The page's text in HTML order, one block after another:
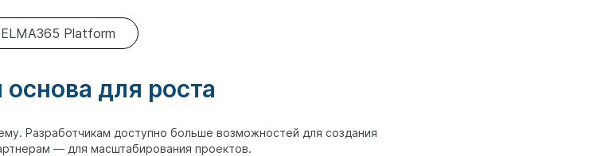
ELMA365 Platform
для роста
Разработчикам доступно больше возможностей для создания
— для масштабирования проектов.